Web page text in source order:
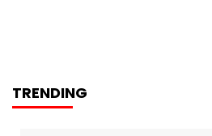
TRENDING